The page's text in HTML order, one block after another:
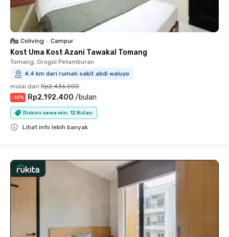
Coliving • Campur
Kost Uma Kost Azani Tawakal Tomang
Tomang, Grogol Petamburan
4.4 km dari rumah sakit abdi waluyo
mulai dari Rp2.436.000
-10% Rp2.192.400 /bulan
Diskon sewa min. 12 Bulan
Lihat info lebih banyak